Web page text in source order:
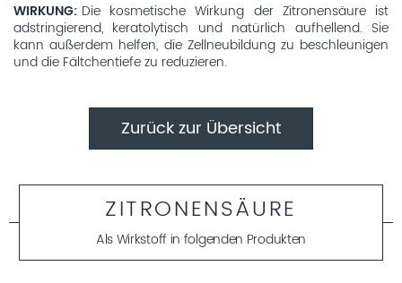
WIRKUNG Die kosmetische Wirkung der Zitronensäure ist
adstringierend, keratolytisch und natürlich aufhellend. Sie
kann außerdem helfen, die Zellneubildung zu beschleunigen
und die Fältchentiefe zu reduzieren.
Zurück zur Übersicht
ZITRONENSÄURE
Als Wirkstoff in folgenden Produkten